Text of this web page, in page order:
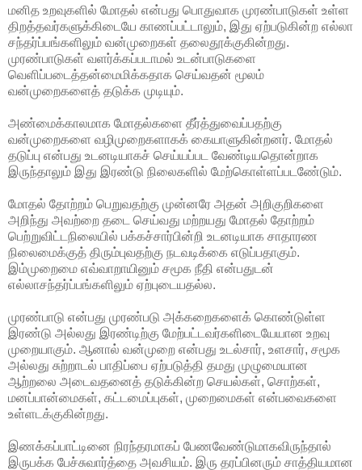
மனித உறவுகளில் மோதல் என்பது பொதுவாக முரண்பாடுகள் உள்ள
திறத்தவர்களுக்கிடையே காணப்பட்டாலும், இது ஏற்படுகின்ற எல்லா
சந்தர்ப்பங்களிலும் வன்முறைகள் தலைதூக்குகின்றது.
முரண்பாடுகள் வளர்க்கப்படாமல் உடன்பாடுகளை
வெளிப்படைத்தன்மைமிக்கதாக செய்வதன் மூலம்
வன்முறைகளைத் தடுக்க முடியும்.
அண்மைக்காலமாக மோதல்களை தீர்த்துவைப்பதற்கு
வன்முறைகளை வழிமுறைகளாகக் கையாளுகின்றனர். மோதல்
தடுப்பு என்பது உடனடியாகச் செய்யப்பட வேண்டியதொன்றாக
இருந்தாலும் இது இரண்டு நிலைகளில் மேற்கொள்ளப்படணே்டும்.
மோதல் தோற்றம் பெறுவதற்கு முன்னரே அதன் அறிகுறிகளை
அறிந்து அவற்றை தடை செய்வது மற்றயது மோதல் தோற்றம்
பெற்றுவிட்டநிலையில் பக்கச்சார்பின்றி உடனடியாக சாதாரண
நிலைமைக்குத் திரும்புவதற்கு நடவடிக்கை எடுப்பதாகும்.
இம்முறைமை எவ்வாறாயினும் சமூக நீதி என்பதுடன்
எல்லாசந்தர்ப்பங்களிலும் ஏற்புடையதல்ல.
முரண்பாடு என்பது முரண்படு அக்கறைகளைக் கொண்டுள்ள
இரண்டு அல்லது இரண்டிற்கு மேற்பட்டவர்களிடையேயான உறவு
முறையாகும். ஆனால் வன்முறை என்பது உடல்சார், உளசார், சமூக
அல்லது சுற்றாடல் பாதிப்பை ஏற்படுத்தி தமது முழுமையான
ஆற்றலை அடைவதனைத் தடுக்கின்ற செயல்கள், சொற்கள்,
மனப்பான்மைகள், கட்டமைப்புகள், முறைமைகள் என்பவைகளை
உள்ளடக்குகின்றது.
இணக்கப்பாட்டினை நிரந்தரமாகப் பேணவேண்டுமாகவிருந்தால்
இருபக்க பேச்சுவார்த்தை அவசியம். இரு தரப்பினரும் சாத்தியமான